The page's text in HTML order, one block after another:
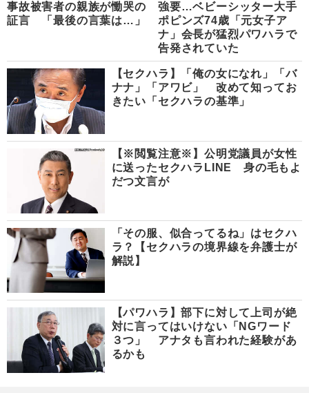
事故被害者の親族が慟哭の
証言 「最後の言葉は…」
強要…ベビーシッター大手
ポピンズ74歳「元女子ア
ナ」会長が猛烈パワハラで
告発されていた
【セクハラ】「俺の女になれ」「バ
ナナ」「アワビ」 改めて知ってお
きたい「セクハラの基準」
【※閲覧注意※】公明党議員が女性
に送ったセクハラLINE 身の毛もよ
だつ文言が
「その服、似合ってるね」はセクハ
ラ？【セクハラの境界線を弁護士が
解説】
【パワハラ】部下に対して上司が絶
対に言ってはいけない「NGワード
３つ」 アナタも言われた経験があ
るかも